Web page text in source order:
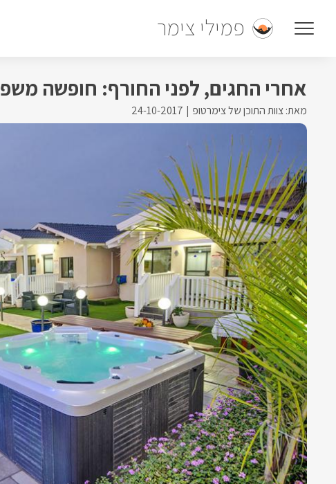
פמילי צימר
אחרי החגים, לפני החורף: חופשה
מאת: צוות התוכן של צימרטופ 24-10-2017